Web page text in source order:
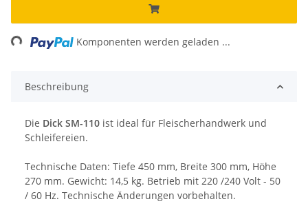
Komponenten werden geladen ...
Beschreibung
Die Dick SM-110 ist ideal für Fleischerhandwerk und
Schleifereien.
Technische Daten: Tiefe 450 mm, Breite 300 mm, Höhe
270 mm. Gewicht: 14,5 kg. Betrieb mit 220 /240 Volt - 50
/ 60 Hz. Technische Änderungen vorbehalten.